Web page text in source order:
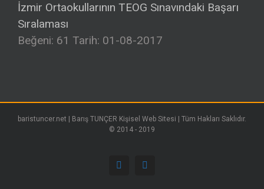
İzmir Ortaokullarının TEOG Sınavındaki Başarı
Sıralaması
Beğeni: 61 Tarih: 01-08-2017
baristuncer.net | Barış TUNÇER Kişisel Web Sitesi | Tüm Hakları Saklıdır.
© 2014 - 2019
Facebook